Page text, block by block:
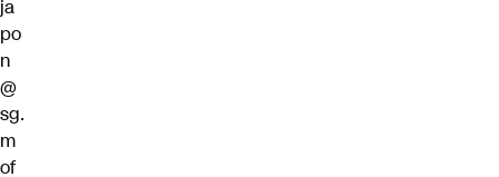
ja
po
n
@
sg.
m
of